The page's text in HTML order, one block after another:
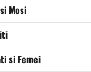
Mosi
si Femei